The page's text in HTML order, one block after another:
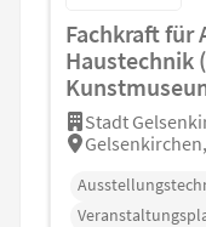
Fachkraft für
Haustechnik
Stadt